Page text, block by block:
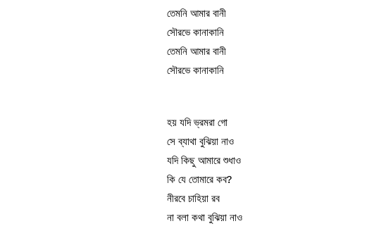
তেমনি আমার বানী
সৌরভে কানাকানি
তেমনি আমার বানী
সৌরভে কানাকানি
হয় যদি ভ্রমরা গো
সে ব্যাথা বুঝিয়া নাও
যদি কিছু আমারে শুধাও
কি যে তোমারে কব?
নীরবে চাহিয়া রব
না বলা কথা বুঝিয়া নাও